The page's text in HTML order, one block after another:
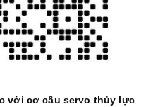
với cơ cấu servo thủy lực